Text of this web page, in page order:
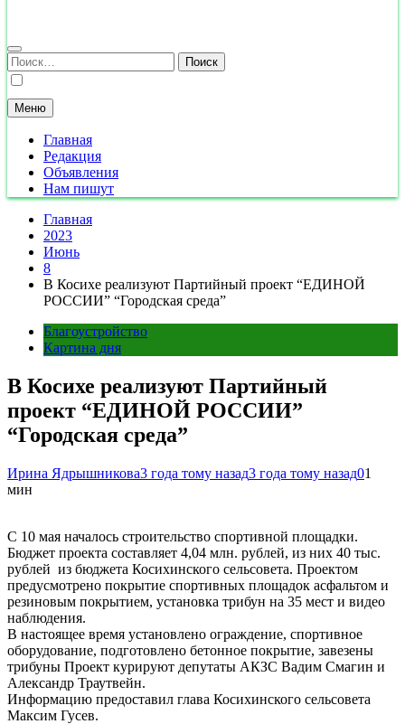
Найти:
Меню
Главная
Редакция
Объявления
Нам пишут
Главная
2023
Июнь
8
В Косихе реализуют Партийный проект “ЕДИНОЙ
РОССИИ” “Городская среда”
Благоустройство
Картина дня
В Косихе реализуют Партийный
проект “ЕДИНОЙ РОССИИ”
“Городская среда”
Ирина Ядрышникова3 года тому назад3 года тому назад01
мин
С 10 мая началось строительство спортивной площадки.
Бюджет проекта составляет 4,04 млн. рублей, из них 40 тыс.
рублей из бюджета Косихинского сельсовета. Проектом
предусмотрено покрытие спортивных площадок асфальтом и
резиновым покрытием, установка трибун на 35 мест и видео
наблюдения.
В настоящее время установлено ограждение, спортивное
оборудование, подготовлено бетонное покрытие, завезены
трибуны Проект курируют депутаты АКЗС Вадим Смагин и
Александр Траутвейн.
Информацию предоставил глава Косихинского сельсовета
Максим Гусев.